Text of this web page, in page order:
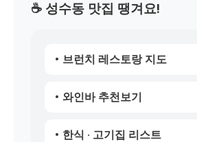
☕ 성수동 맛집 땡겨요!
브런치 레스토랑 지도
와인바 추천보기
한식 · 고기집 리스트